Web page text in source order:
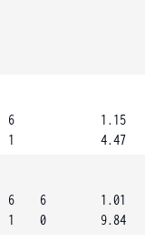
6
1
1.15
4.47
6
1
6
0
1.01
9.84